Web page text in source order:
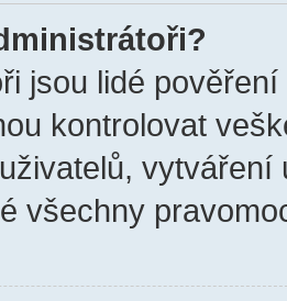
jsou lidé
kontrolovat
všechny